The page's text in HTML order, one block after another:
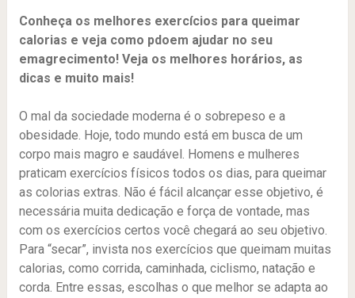
Conheça os melhores exercícios para queimar
calorias e veja como pdoem ajudar no seu
emagrecimento! Veja os melhores horários, as
dicas e muito mais!
O mal da sociedade moderna é o sobrepeso e a
obesidade. Hoje, todo mundo está em busca de um
corpo mais magro e saudável. Homens e mulheres
praticam exercícios físicos todos os dias, para queimar
as colorias extras. Não é fácil alcançar esse objetivo, é
necessária muita dedicação e força de vontade, mas
com os exercícios certos você chegará ao seu objetivo.
Para “secar”, invista nos exercícios que queimam muitas
calorias, como corrida, caminhada, ciclismo, natação e
corda. Entre essas, escolhas o que melhor se adapta ao